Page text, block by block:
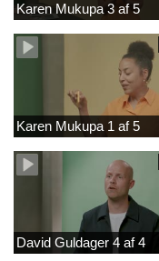
Karen Mukupa 3 af 5
Karen Mukupa 1 af 5
David Guldager 4 af 4